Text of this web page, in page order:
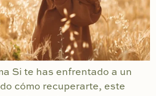
Si te has enfrentado a un
cómo recuperarte, este